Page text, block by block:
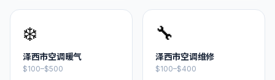
❄️
泽西市空调暖气
$100–$500
🔧
泽西市空调维修
$100–$400